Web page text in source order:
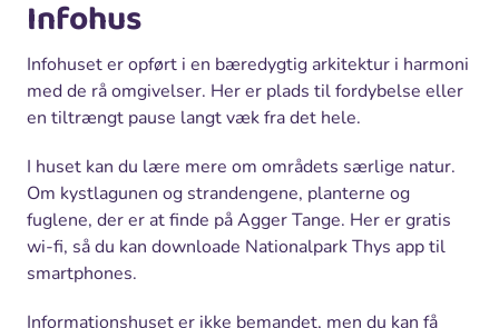
Infohus
Infohuset er opført i en bæredygtig arkitektur i harmoni
med de rå omgivelser. Her er plads til fordybelse eller
en tiltrængt pause langt væk fra det hele.
I huset kan du lære mere om områdets særlige natur.
Om kystlagunen og strandengene, planterne og
fuglene, der er at finde på Agger Tange. Her er gratis
wi-fi, så du kan downloade Nationalpark Thys app til
smartphones.
Informationshuset er ikke bemandet, men du kan få